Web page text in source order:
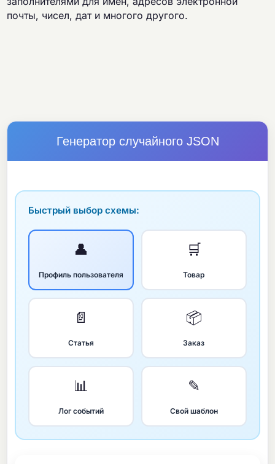
почты, чисел, дат и многого другого.
Генератор случайного JSON
Быстрый выбор схемы:
👤
Профиль пользователя
🛒
Товар
📄
Статья
📦
Заказ
📊
Лог событий
✎
Свой шаблон